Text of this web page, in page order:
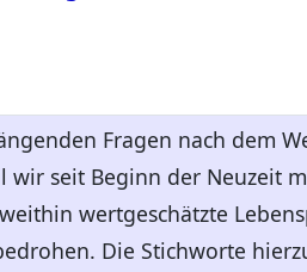
Fragen nach dem
seit Beginn der Neuzeit
wertgeschätzte
Die Stichworte